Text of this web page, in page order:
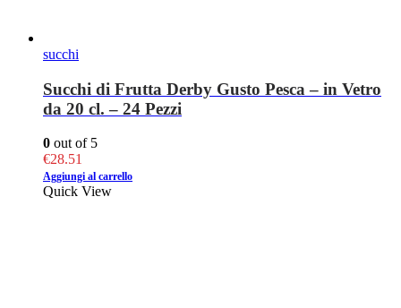
succhi
Succhi di Frutta Derby Gusto Pesca – in Vetro
da 20 cl. – 24 Pezzi
0 out of 5
€28.51
Aggiungi al carrello
Quick View